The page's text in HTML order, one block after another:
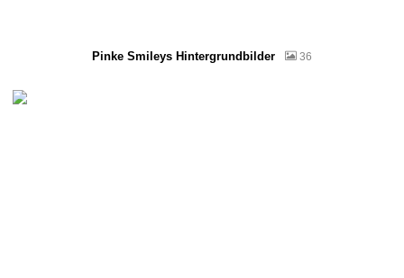
Pinke Smileys Hintergrundbilder 36